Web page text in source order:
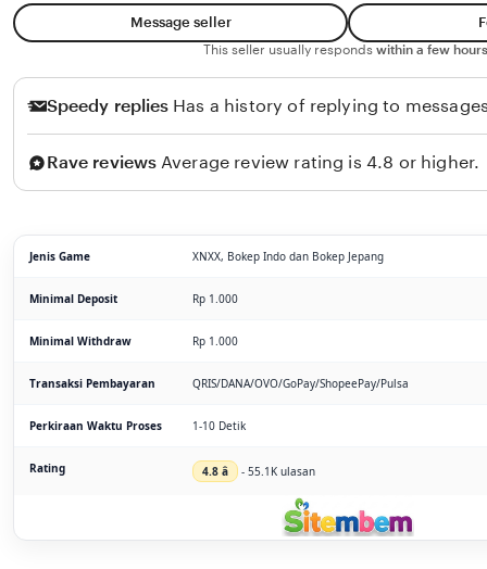
Message seller
This seller usually responds within a few
Speedy replies Has a history of replying to
Rave reviews Average review rating is 4.8 or higher.
Jenis Game XNXX, Bokep Indo dan Bokep Jepang
Minimal Deposit Rp 1.000
Minimal Withdraw Rp 1.000
Transaksi Pembayaran QRIS/DANA/OVO/GoPay/ShopeePay/Pulsa
Perkiraan Waktu Proses 1-10 Detik
Rating 4.8 â­ - 55.1K ulasan